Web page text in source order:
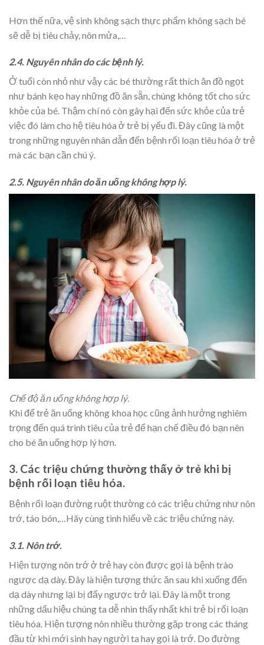
Hơn thế nữa, vệ sinh không sạch thực phẩm không sạch bé
sẽ dễ bị tiêu chảy, nôn mửa,…
2.4. Nguyên nhân do các bệnh lý.
Ở tuổi còn nhỏ như vậy các bé thường rất thích ăn đồ ngọt
như bánh kẹo hay những đồ ăn sẵn, chúng không tốt cho sức
khỏe của bé. Thậm chí nó còn gây hại đến sức khỏe của trẻ
việc đó làm cho hệ tiêu hóa ở trẻ bị yếu đi. Đây cũng là một
trong những nguyên nhân dẫn đến bệnh rối loạn tiêu hóa ở trẻ
mà các bạn cần chú ý.
2.5. Nguyên nhân do ăn uống không hợp lý.
Chế độ ăn uống không hợp lý.
Khi để trẻ ăn uống không khoa học cũng ảnh hưởng nghiêm
trọng đến quá trình tiêu của trẻ để hạn chế điều đó bạn nên
cho bé ăn uống hợp lý hơn.
3. Các triệu chứng thường thấy ở trẻ khi bị
bệnh rối loạn tiêu hóa.
Bệnh rối loạn đường ruột thường có các triệu chứng như nôn
trớ, táo bón,…Hãy cùng tình hiểu về các triệu chứng này.
3.1. Nôn trớ.
Hiện tượng nôn trớ ở trẻ hay còn được gọi là bệnh trào
ngược dạ dày. Đây là hiện tượng thức ăn sau khi xuống đến
dạ dày nhưng lại bị đẩy ngược trở lại. Đây là một trong
những dấu hiệu chúng ta dễ nhìn thấy nhất khi trẻ bị rối loạn
tiêu hóa. Hiện tượng nôn nhiều thường gặp trong các tháng
đầu từ khi mới sinh hay người ta hay gọi là trớ. Do đường